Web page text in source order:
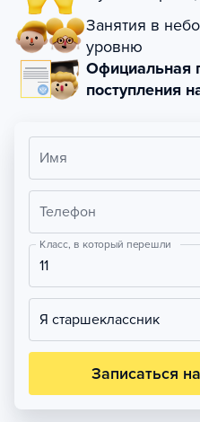
Занятия в
уровню
Официальная
поступления
Имя
Телефон
Класс, в который перешли
11
Я старшеклассник
Записаться